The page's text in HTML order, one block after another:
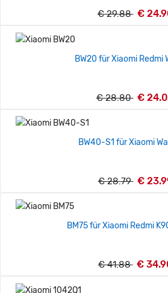
€ 29.88 €
BW20 für Xiaomi Redmi
€ 28.80 €
BW40-S1 für Xiaomi
€ 28.79 €
BM75 für Xiaomi Redmi
€ 41.88 €